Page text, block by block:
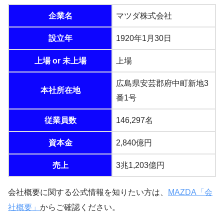
企業名 マツダ株式会社
設立年 1920年1月30日
上場 or 未上場 上場
本社所在地
広島県安芸郡府中町新地3
番1号
従業員数 146,297名
資本金 2,840億円
売上 3兆1,203億円
会社概要に関する公式情報を知りたい方は、
MAZDA「会
社概要」 からご確認ください。